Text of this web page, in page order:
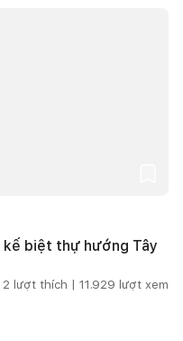
biệt thự hướng Tây
2 lượt thích | 11.929 lượt xem